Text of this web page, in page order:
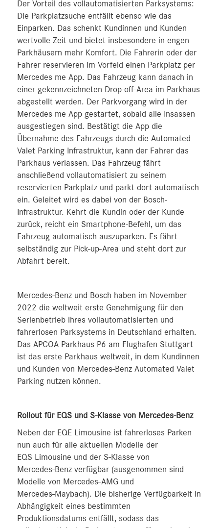
Der Vorteil des vollautomatisierten Parksystems:
Die Parkplatzsuche entfällt ebenso wie das
Einparken. Das schenkt Kundinnen und Kunden
wertvolle Zeit und bietet insbesondere in engen
Parkhäusern mehr Komfort. Die Fahrerin oder der
Fahrer reservieren im Vorfeld einen Parkplatz per
Mercedes me App. Das Fahrzeug kann danach in
einer gekennzeichneten Drop-off-Area im Parkhaus
abgestellt werden. Der Parkvorgang wird in der
Mercedes me App gestartet, sobald alle Insassen
ausgestiegen sind. Bestätigt die App die
Übernahme des Fahrzeugs durch die Automated
Valet Parking Infrastruktur, kann der Fahrer das
Parkhaus verlassen. Das Fahrzeug fährt
anschließend vollautomatisiert zu seinem
reservierten Parkplatz und parkt dort automatisch
ein. Geleitet wird es dabei von der Bosch-
Infrastruktur. Kehrt die Kundin oder der Kunde
zurück, reicht ein Smartphone-Befehl, um das
Fahrzeug automatisch auszuparken. Es fährt
selbständig zur Pick-up-Area und steht dort zur
Abfahrt bereit.
Mercedes-Benz und Bosch haben im November
2022 die weltweit erste Genehmigung für den
Serienbetrieb ihres vollautomatisierten und
fahrerlosen Parksystems in Deutschland erhalten.
Das APCOA Parkhaus P6 am Flughafen Stuttgart
ist das erste Parkhaus weltweit, in dem Kundinnen
und Kunden von Mercedes‑Benz Automated Valet
Parking nutzen können.
Rollout für EQS und S-Klasse von Mercedes-Benz
Neben der EQE Limousine ist fahrerloses Parken
nun auch für alle aktuellen Modelle der
EQS Limousine und der S‑Klasse von
Mercedes‑Benz verfügbar (ausgenommen sind
Modelle von Mercedes‑AMG und
Mercedes‑Maybach). Die bisherige Verfügbarkeit in
Abhängigkeit eines bestimmten
Produktionsdatums entfällt, sodass das